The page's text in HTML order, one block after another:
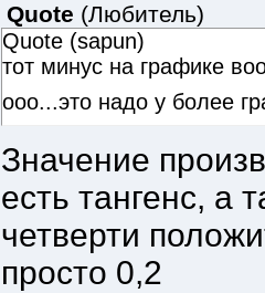
Quote (Любитель)
Quote (sapun)
тот минус на графике
ооо...это надо у более
Значение
есть тангенс, а
четверти
просто 0,2